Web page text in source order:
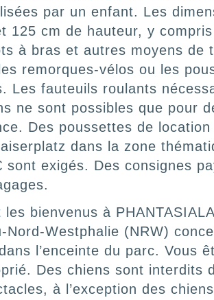
par un enfant. Les
125 cm de hauteur, y
à bras et autres moyens de
remorques-vélos ou les
Les fauteuils roulants
ne sont possibles que pour
Des poussettes de
dans la zone
sont exigés. Des consignes
bienvenus à
Nord-Westphalie (NRW)
l’enceinte du parc. Vous
Des chiens sont interdits
à l’exception des